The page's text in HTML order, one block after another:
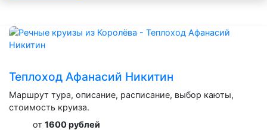
Теплоход Афанасий Никитин
Маршрут тура, описание, расписание, выбор каюты,
стоимость круиза.
от 1600 рублей